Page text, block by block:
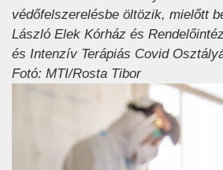
védőfelszerelésbe öltözik, mielőtt
László Elek Kórház és
és Intenzív Terápiás Covid
Fotó: MTI/Rosta Tibor